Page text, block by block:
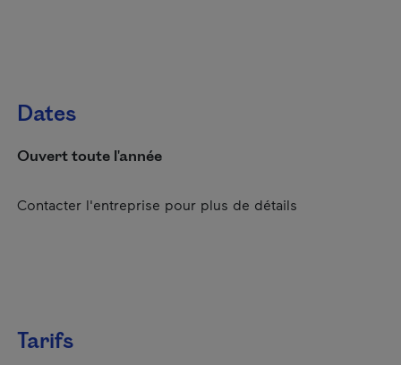
Dates
Ouvert toute l'année
Contacter l'entreprise pour plus de détails
Tarifs